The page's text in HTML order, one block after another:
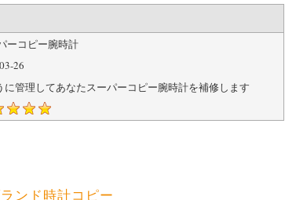
ーコピー腕時計
26
に管理してあなたスーパーコピー腕時計を補修します
ンド時計コピー